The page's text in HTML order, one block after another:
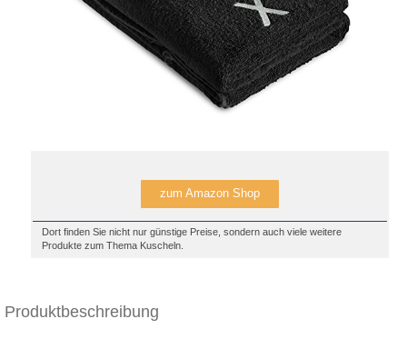
zum Amazon Shop
Dort finden Sie nicht nur günstige Preise, sondern auch viele weitere
Produkte zum Thema Kuscheln.
Produktbeschreibung